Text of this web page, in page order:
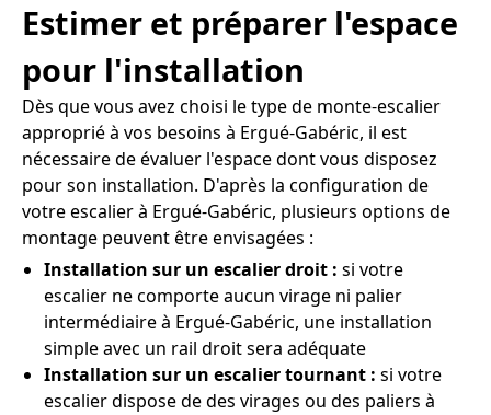
Estimer et préparer l'espace
pour l'installation
Dès que vous avez choisi le type de monte-escalier
approprié à vos besoins à Ergué-Gabéric, il est
nécessaire de évaluer l'espace dont vous disposez
pour son installation. D'après la configuration de
votre escalier à Ergué-Gabéric, plusieurs options de
montage peuvent être envisagées :
Installation sur un escalier droit : si votre
escalier ne comporte aucun virage ni palier
intermédiaire à Ergué-Gabéric, une installation
simple avec un rail droit sera adéquate
Installation sur un escalier tournant : si votre
escalier dispose de des virages ou des paliers à